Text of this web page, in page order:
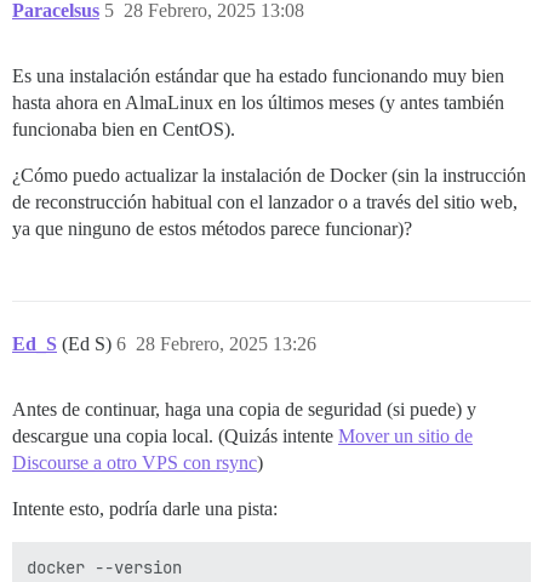
Paracelsus 28 Febrero, 2025 13:08
5
Es una instalación estándar que ha estado funcionando muy bien
hasta ahora en AlmaLinux en los últimos meses (y antes también
funcionaba bien en CentOS).
¿Cómo puedo actualizar la instalación de Docker (sin la instrucción
de reconstrucción habitual con el lanzador o a través del sitio web,
ya que ninguno de estos métodos parece funcionar)?
Ed_S (Ed S) 28 Febrero, 2025 13:26
6
Antes de continuar, haga una copia de seguridad (si puede) y
descargue una copia local. (Quizás intente Mover un sitio de
Discourse a otro VPS con rsync)
Intente esto, podría darle una pista:
docker --version